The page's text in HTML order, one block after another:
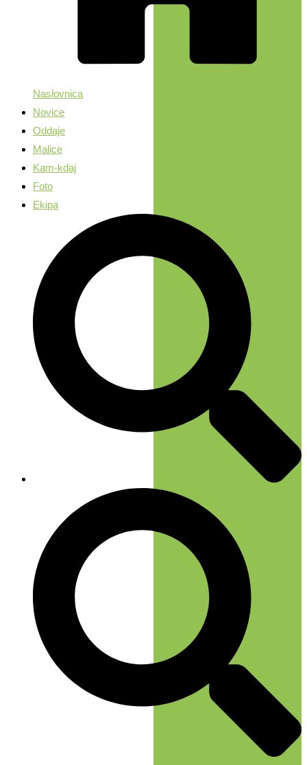
Naslovnica
Novice
Oddaje
Malice
Kam-kdaj
Foto
Ekipa